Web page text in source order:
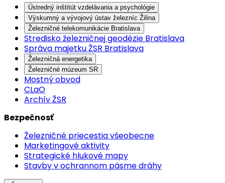
Ústredný inštitút vzdelávania a psychológie
Výskumný a vývojový ústav železníc Žilina
Železničné telekomunikácie Bratislava
Stredisko železničnej geodézie Bratislava
Správa majetku ŽSR Bratislava
Železničná energetika
Železničné múzeum SR
Mostný obvod
CLaO
Archív ŽSR
Bezpečnosť
Železničné priecestia všeobecne
Marketingové aktivity
Strategické hlukové mapy
Stavby v ochrannom pásme dráhy